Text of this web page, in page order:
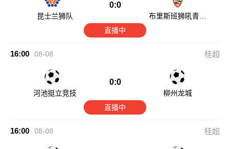
昆士兰狮队
0:0
布里斯班狮吼青年
直播中
16:00 08-08 桂超
河池挺立竞技
0:0
柳州龙城
直播中
16:00 08-08 桂超